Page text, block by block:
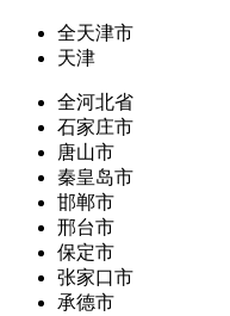
全天津市
天津
全河北省
石家庄市
唐山市
秦皇岛市
邯郸市
邢台市
保定市
张家口市
承德市